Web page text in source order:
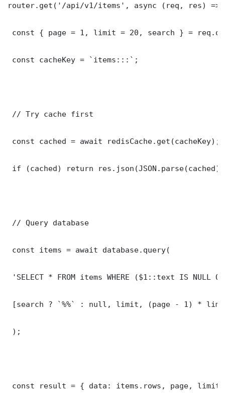
router.get('/api/v1/items', async (req, res) =>
const { page = 1, limit = 20, search } =
const cacheKey = `items:::`;
// Try cache first
const cached = await redisCache.get(cacheKey);
if (cached) return
// Query database
const items = await database.query(
'SELECT * FROM items WHERE ($1::text IS NULL
[search ? `%%` : null, limit, (page - 1) *
);
const result = { data: items.rows, page,